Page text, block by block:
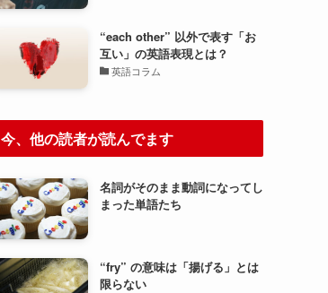
“each other” 以外で表す「お
互い」の英語表現とは？
英語コラム
今、他の読者が読んでます
名詞がそのまま動詞になってし
まった単語たち
“fry” の意味は「揚げる」とは
限らない